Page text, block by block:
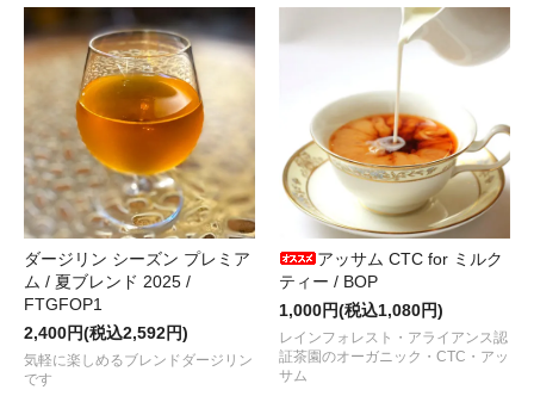
2023.07.01
お待たせしました！ＧＭＴで人気の国産紅茶
“日向花香 （ひゅう
2023.06.09
ダージリン ファーストフラッシュ 2023 第2便 / 2茶園“キャッスル
ングマ茶園 / FTGFOP1 FLOWERY”が入荷しました！
2023.05.27
個性派セイロンティー“セイロン ルフナ プレミアム / キルワナガン
た！
2023.04.20
ダージリンから春の新茶の便り。ファーストフラッシュ 2023 第1
入荷しました！
2023.04.01
ダージリン シーズン プレミア
ム / 夏ブレンド 2025 /
FTGFOP1
2,400円(税込2,592円)
気軽に楽しめるブレンドダージリン
です
アッサム CTC for ミルク
ティー / BOP
1,000円(税込1,080円)
レインフォレスト・アライアンス認
証茶園のオーガニック・CTC・アッ
サム